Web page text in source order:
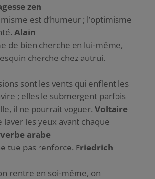
zen
est d’humeur ; l’optimisme
Alain
de bien cherche en lui-même,
cherche chez autrui.
sont les vents qui enflent les
; elles le submergent parfois
il ne pourrait voguer. Voltaire
laver les yeux avant chaque
arabe
tue pas renforce. Friedrich
rentre en soi-même, on